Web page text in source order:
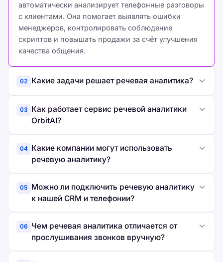
автоматически анализирует телефонные разговоры
с клиентами. Она помогает выявлять ошибки
менеджеров, контролировать соблюдение
скриптов и повышать продажи за счёт улучшения
качества общения.
02 Какие задачи решает речевая аналитика?
03 Как работает сервис речевой аналитики
OrbitAI?
04 Какие компании могут использовать
речевую аналитику?
05 Можно ли подключить речевую аналитику
к нашей CRM и телефонии?
06 Чем речевая аналитика отличается от
прослушивания звонков вручную?